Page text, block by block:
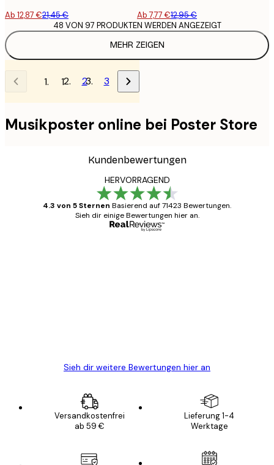
Ab 12,87 €21,45 € Ab 7,77 €12,95 €
MEHR ZEIGEN
48 VON 97 PRODUKTEN WERDEN ANGEZEIGT
1 2 3
Musikposter online bei Poster Store
Kundenbewertungen
HERVORRAGEND
4.3 von 5 Sternen Basierend auf 71423 Bewertungen.
Sieh dir einige Bewertungen hier an.
Sieh dir weitere Bewertungen hier an
Versandkostenfrei
ab 59 €
Lieferung 1-4
Werktage